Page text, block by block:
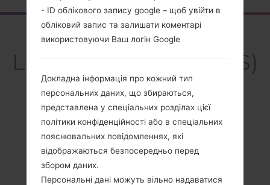
Огляд
LGK420DS(LGK420DS)
akaLG K10 LTE
Порівняти
- ID облікового запису google – щоб увійти в
обліковий запис та залишати коментарі
використовуючи Ваш логін Google
Докладна інформація про кожний тип
персональних даних, що збираються,
представлена у спеціальних розділах цієї
політики конфіденційності або в спеціальних
пояснювальних повідомленнях, які
відображаються безпосередньо перед
збором даних.
Персональні дані можуть вільно надаватися